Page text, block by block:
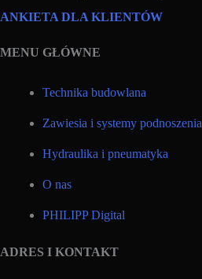
ANKIETA DLA KLIENTÓW
MENU GŁÓWNE
Technika budowlana
Zawiesia i systemy podnoszenia
Hydraulika i pneumatyka
O nas
PHILIPP Digital
ADRES I KONTAKT